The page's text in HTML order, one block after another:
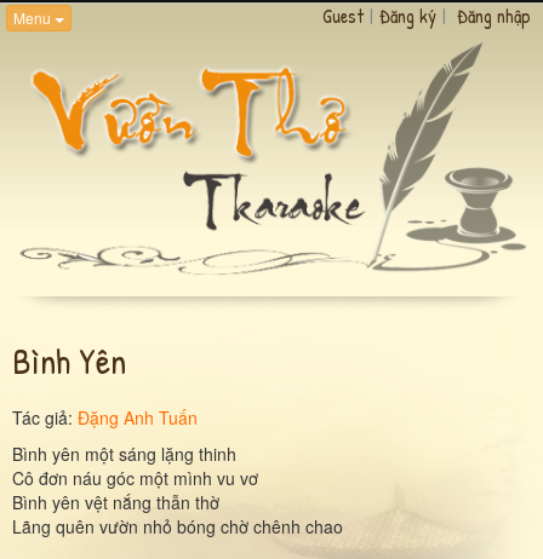
Menu Guest | Đăng ký | Đăng nhập
Bình Yên
Tác giả: Đặng Anh Tuấn
Bình yên một sáng lặng thinh
Cô đơn náu góc một mình vu vơ
Bình yên vệt nắng thẫn thờ
Lãng quên vườn nhỏ bóng chờ chênh chao